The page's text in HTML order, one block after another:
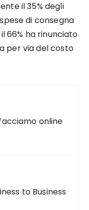
il 35% degli
di consegna
66% ha rinunciato
per via del costo
online
to Business